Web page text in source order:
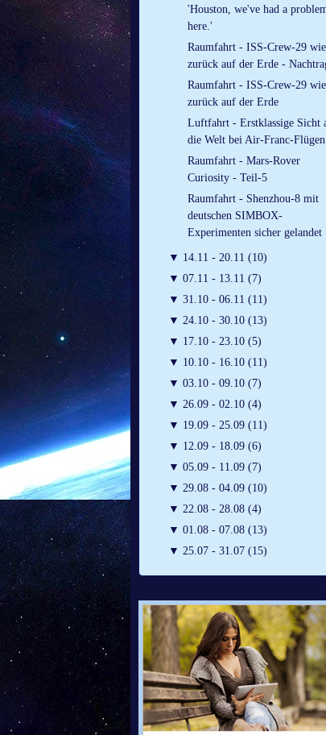
'Houston, we've had a
here.'
Raumfahrt - ISS-Crew-29
zurück auf der Erde -
Raumfahrt - ISS-Crew-29
zurück auf der Erde
Luftfahrt - Erstklassige Sicht
die Welt bei Air-Franc-Flügen
Raumfahrt - Mars-Rover
Curiosity - Teil-5
Raumfahrt - Shenzhou-8 mit
deutschen SIMBOX-
Experimenten sicher gelandet
▼ 14.11 - 20.11 (10)
▼ 07.11 - 13.11 (7)
▼ 31.10 - 06.11 (11)
▼ 24.10 - 30.10 (13)
▼ 17.10 - 23.10 (5)
▼ 10.10 - 16.10 (11)
▼ 03.10 - 09.10 (7)
▼ 26.09 - 02.10 (4)
▼ 19.09 - 25.09 (11)
▼ 12.09 - 18.09 (6)
▼ 05.09 - 11.09 (7)
▼ 29.08 - 04.09 (10)
▼ 22.08 - 28.08 (4)
▼ 01.08 - 07.08 (13)
▼ 25.07 - 31.07 (15)